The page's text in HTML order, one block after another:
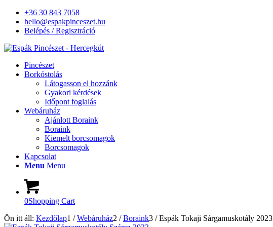
+36 30 843 7058
hello@espakpinceszet.hu
Belépés / Regisztráció
Pincészet
Borkóstolás
Látogasson el hozzánk
Gyakori kérdések
Időpont foglalás
Webáruház
Ajánlott Boraink
Boraink
Kiemelt borcsomagok
Borcsomagok
Kapcsolat
Menu Menu
0Shopping Cart
Ön itt áll: Kezdőlap1 / Webáruház2 / Boraink3 / Espák Tokaji Sárgamuskotály 2023